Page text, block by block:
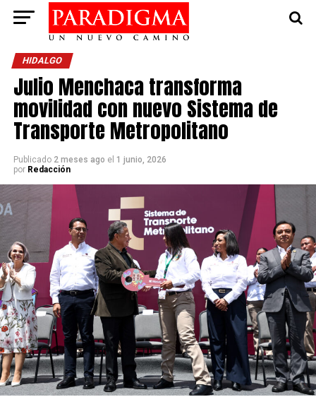
HIDALGO
Julio Menchaca transforma
movilidad con nuevo Sistema de
Transporte Metropolitano
Publicado 2 meses ago el 1 junio, 2026
por Redacción